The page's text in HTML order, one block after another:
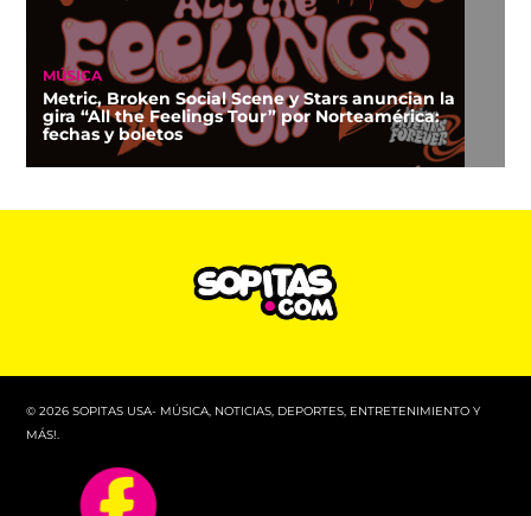
MÚSICA
Metric, Broken Social Scene y Stars anuncian la
gira “All the Feelings Tour” por Norteamérica:
fechas y boletos
© 2026 SOPITAS USA- MÚSICA, NOTICIAS, DEPORTES, ENTRETENIMIENTO Y
MÁS!.